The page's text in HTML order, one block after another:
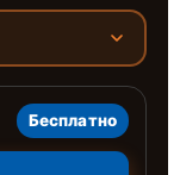
Бесплатно